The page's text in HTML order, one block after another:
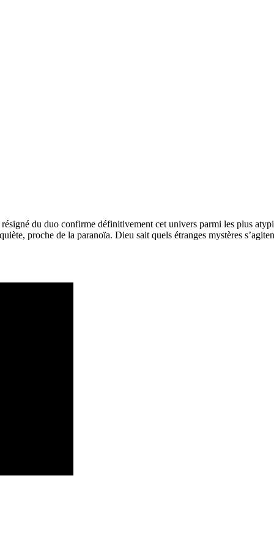
du duo confirme définitivement cet univers parmi les plus
proche de la paranoïa. Dieu sait quels étranges mystères